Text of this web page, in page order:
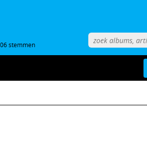
stemmen